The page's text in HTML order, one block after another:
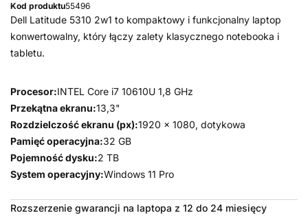
Kod produktu55496
Dell Latitude 5310 2w1 to kompaktowy i funkcjonalny laptop
konwertowalny, który łączy zalety klasycznego notebooka i
tabletu.
Procesor:INTEL Core i7 10610U 1,8 GHz
Przekątna ekranu:13,3"
Rozdzielczość ekranu (px):1920 x 1080, dotykowa
Pamięć operacyjna:32 GB
Pojemność dysku:2 TB
System operacyjny:Windows 11 Pro
Rozszerzenie gwarancji na laptopa z 12 do 24 miesięcy